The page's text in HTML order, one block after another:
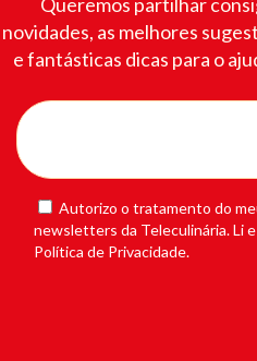
novidades, as melhores
e fantásticas dicas para o
Autorizo o tratamento do
newsletters da Teleculinária. Li
Política de Privacidade.